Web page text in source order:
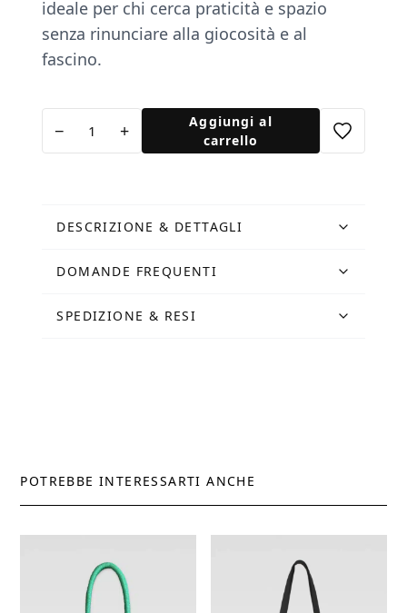
ideale per chi cerca praticità e spazio
senza rinunciare alla giocosità e al
fascino.
Orizzontale
quantità
− +
Aggiungi al
carrello
DESCRIZIONE & DETTAGLI
DOMANDE FREQUENTI
SPEDIZIONE & RESI
POTREBBE INTERESSARTI ANCHE